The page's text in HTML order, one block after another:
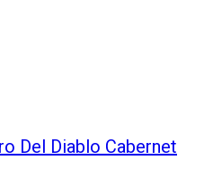
Del Diablo Cabernet